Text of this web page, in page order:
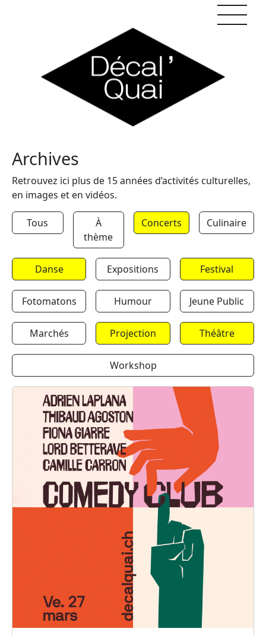
Archives
Retrouvez ici plus de 15 années d’activités culturelles,
en images et en vidéos.
Tous
À
thème
Concerts Culinaire
Danse Expositions Festival
Fotomatons Humour Jeune Public
Marchés Projection Théâtre
Workshop